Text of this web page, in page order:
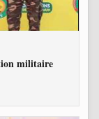
militaire